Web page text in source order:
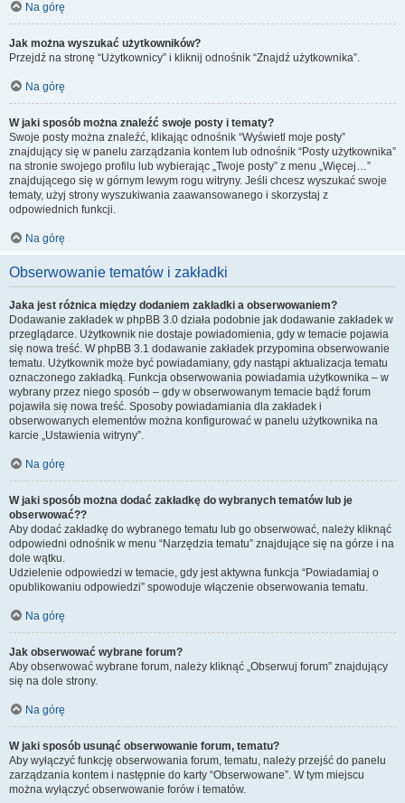
Na górę
Jak można wyszukać użytkowników?
Przejdź na stronę “Użytkownicy” i kliknij odnośnik “Znajdź użytkownika”.
Na górę
W jaki sposób można znaleźć swoje posty i tematy?
Swoje posty można znaleźć, klikając odnośnik “Wyświetl moje posty”
znajdujący się w panelu zarządzania kontem lub odnośnik “Posty użytkownika”
na stronie swojego profilu lub wybierając „Twoje posty” z menu „Więcej…”
znajdującego się w górnym lewym rogu witryny. Jeśli chcesz wyszukać swoje
tematy, użyj strony wyszukiwania zaawansowanego i skorzystaj z
odpowiednich funkcji.
Na górę
Obserwowanie tematów i zakładki
Jaka jest różnica między dodaniem zakładki a obserwowaniem?
Dodawanie zakładek w phpBB 3.0 działa podobnie jak dodawanie zakładek w
przeglądarce. Użytkownik nie dostaje powiadomienia, gdy w temacie pojawia
się nowa treść. W phpBB 3.1 dodawanie zakładek przypomina obserwowanie
tematu. Użytkownik może być powiadamiany, gdy nastąpi aktualizacja tematu
oznaczonego zakładką. Funkcja obserwowania powiadamia użytkownika – w
wybrany przez niego sposób – gdy w obserwowanym temacie bądź forum
pojawiła się nowa treść. Sposoby powiadamiania dla zakładek i
obserwowanych elementów można konfigurować w panelu użytkownika na
karcie „Ustawienia witryny”.
Na górę
W jaki sposób można dodać zakładkę do wybranych tematów lub je
obserwować??
Aby dodać zakładkę do wybranego tematu lub go obserwować, należy kliknąć
odpowiedni odnośnik w menu “Narzędzia tematu” znajdujące się na górze i na
dole wątku.
Udzielenie odpowiedzi w temacie, gdy jest aktywna funkcja “Powiadamiaj o
opublikowaniu odpowiedzi” spowoduje włączenie obserwowania tematu.
Na górę
Jak obserwować wybrane forum?
Aby obserwować wybrane forum, należy kliknąć „Obserwuj forum” znajdujący
się na dole strony.
Na górę
W jaki sposób usunąć obserwowanie forum, tematu?
Aby wyłączyć funkcję obserwowania forum, tematu, należy przejść do panelu
zarządzania kontem i następnie do karty “Obserwowane”. W tym miejscu
można wyłączyć obserwowanie forów i tematów.